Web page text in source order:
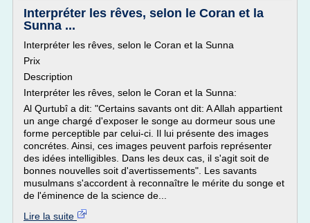
Interpréter les rêves, selon le Coran et la
Sunna ...
Interpréter les rêves, selon le Coran et la Sunna
Prix
Description
Interpréter les rêves, selon le Coran et la Sunna:
Al Qurtubî a dit: "Certains savants ont dit: A Allah appartient
un ange chargé d'exposer le songe au dormeur sous une
forme perceptible par celui-ci. Il lui présente des images
concrétes. Ainsi, ces images peuvent parfois représenter
des idées intelligibles. Dans les deux cas, il s'agit soit de
bonnes nouvelles soit d'avertissements". Les savants
musulmans s'accordent à reconnaître le mérite du songe et
de l'éminence de la science de...
Lire la suite